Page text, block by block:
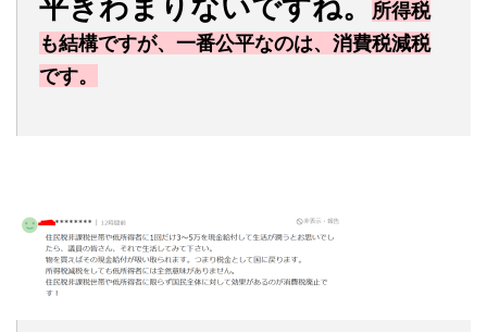
所得税
も結構ですが、一番公平なのは、消費税減税
です。